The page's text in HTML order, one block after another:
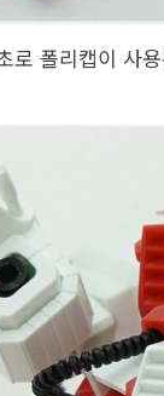
로 폴리캡이 사